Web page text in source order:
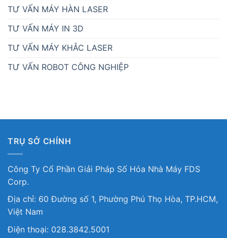
TƯ VẤN MÁY HÀN LASER
TƯ VẤN MÁY IN 3D
TƯ VẤN MÁY KHẮC LASER
TƯ VẤN ROBOT CÔNG NGHIỆP
TRỤ SỞ CHÍNH
Công Ty Cổ Phần Giải Pháp Số Hóa Nhà Máy FDS
Corp.
Địa chỉ: 60 Đường số 1, Phường Phú Thọ Hòa, TP.HCM,
Việt Nam
Điện thoại: 028.3842.5001